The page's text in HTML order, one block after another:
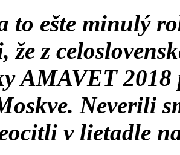
to ešte minulý
že z
AMAVET 2018
Neverili
v lietadle